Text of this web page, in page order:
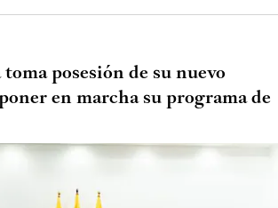
posesión de su nuevo
en marcha su programa de